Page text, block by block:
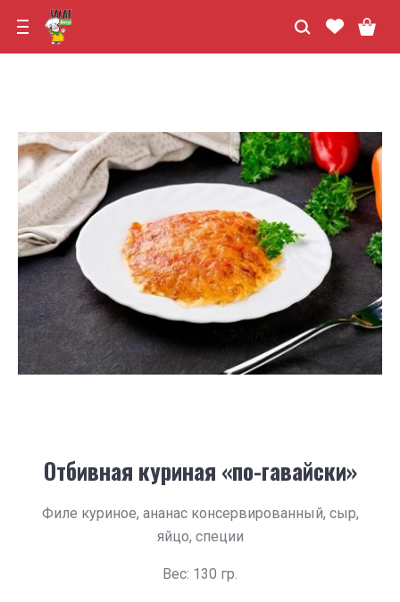
Отбивная куриная «по-гавайски»
Филе куриное, ананас консервированный, сыр,
яйцо, специи
Вес: 130 гр.